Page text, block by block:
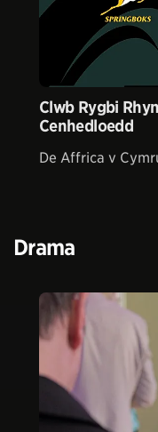
Clwb Rygbi
Cenhedloedd
De Affrica v
Drama